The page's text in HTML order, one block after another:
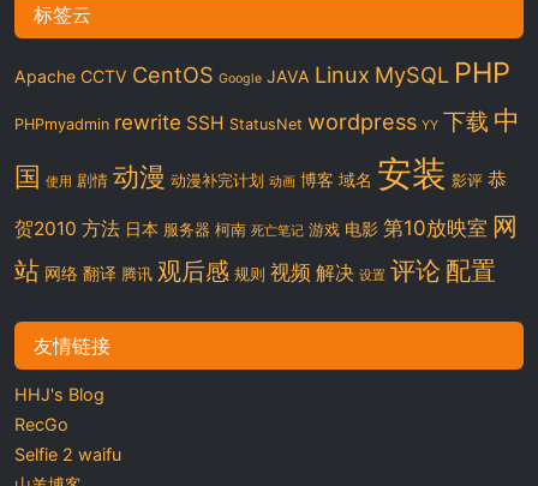
标签云
Apache CCTV CentOS Google JAVA Linux MySQL PHP
PHPmyadmin rewrite SSH StatusNet wordpress YY 下载 中
国 使用 剧情 动漫 动漫补完计划 动画 博客 域名 安装 影评 恭
贺2010 方法 日本 服务器 柯南 死亡笔记 游戏 电影 第10放映室 网
站 网络 翻译 腾讯 观后感 规则 视频 解决 设置 评论 配置
友情链接
HHJ's Blog
RecGo
Selfie 2 waifu